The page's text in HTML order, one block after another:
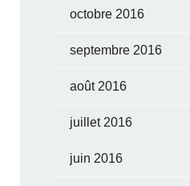
octobre 2016
septembre 2016
août 2016
juillet 2016
juin 2016